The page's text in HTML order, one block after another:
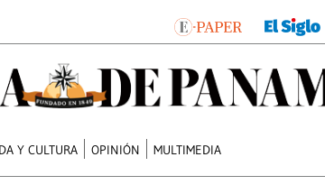
Y CULTURA OPINIÓN MULTIMEDIA